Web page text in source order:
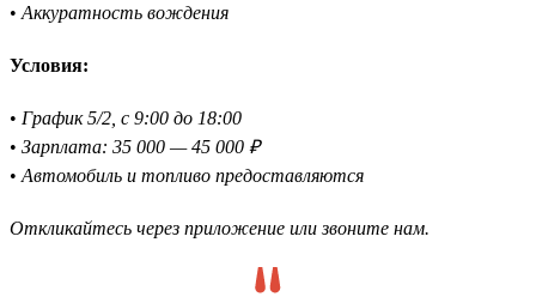
• Аккуратность вождения
Условия:
• График 5/2, с 9:00 до 18:00
• Зарплата: 35 000 — 45 000 ₽
• Автомобиль и топливо предоставляются
Откликайтесь через приложение или звоните нам.